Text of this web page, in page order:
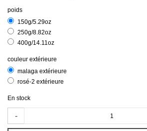
poids
150g/5.29oz
250g/8.82oz
400g/14.11oz
couleur extérieure
malaga extérieure
rosé-2 extérieure
En stock
-